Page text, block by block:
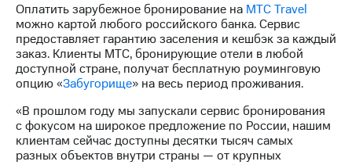
Документы
ПАО
"МТС"
Собрания
акционеров
Личный
акционера
Акционерный
капитал
Оплатить зарубежное бронирование на МТС Travel
можно картой любого российского банка. Сервис
предоставляет гарантию заселения и кешбэк за каждый
заказ. Клиенты МТС, бронирующие отели в любой
доступной стране, получат бесплатную роуминговую
опцию «Забугорище» на весь период проживания.
«В прошлом году мы запускали сервис бронирования
с фокусом на широкое предложение по России, нашим
клиентам сейчас доступны десятки тысяч самых
разных объектов внутри страны — от крупных